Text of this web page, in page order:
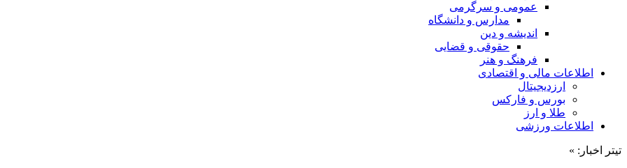
عمومی و سرگرمی
مدارس و دانشگاه
اندیشه و دین
حقوقی و قضایی
فرهنگ و هنر
اطلاعات مالی و اقتصادی
ارزدیجیتال
بورس و فارکس
طلا و ارز
اطلاعات ورزشی
تیتر اخبار: »